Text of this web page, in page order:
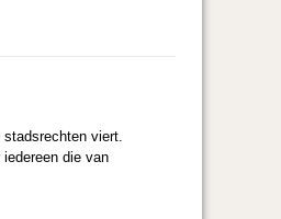
viert.
die van